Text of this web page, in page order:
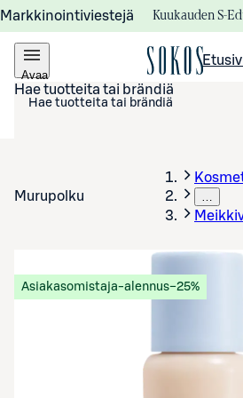
Markkinointiviestejä Kuukauden S-
Avaa
valikko
Hae tuotteita tai brändiä
Murupolku …
Asiakasomistaja-alennus−25%